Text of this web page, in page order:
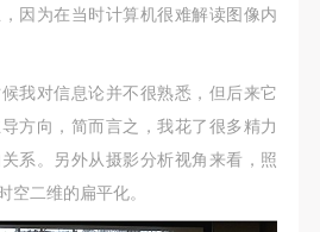
因为在当时计算机很难解读图像内
我对信息论并不很熟悉，但后来它
方向，简而言之，我花了很多精力
系。另外从摄影分析视角来看，照
空二维的扁平化。
本协议约定和法律规定的用
院美术馆是一所具有标志
现代公共美术馆。中央美术学
努力塑造一个开放、自由、学
各单位、企业、机构、艺术家
以学院的学术研究为基础，积
本协议约定和法律规定的用
院美术馆是一所具有标志
现代公共美术馆。中央美术学
努力塑造一个开放、自由、学
各单位、企业、机构、艺术家
以学院的学术研究为基础，积
本协议约定和法律规定的用
院美术馆是一所具有标志
现代公共美术馆。中央美术学
努力塑造一个开放、自由、学
各单位、企业、机构、艺术家
以学院的学术研究为基础，积